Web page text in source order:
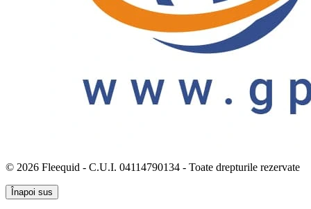
© 2026 Fleequid - C.U.I. 04114790134 - Toate drepturile rezervate
Înapoi sus